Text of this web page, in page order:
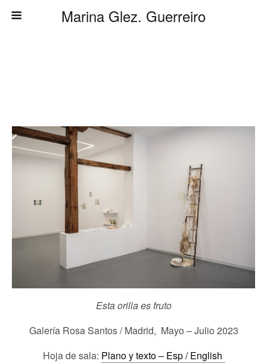
Marina Glez. Guerreiro
Esta orilla es fruto
Galería Rosa Santos / Madrid, Mayo – Julio 2023
Hoja de sala: Plano y texto – Esp / English